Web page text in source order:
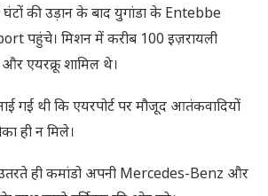
की उड़ान के बाद युगांडा के Entebbe
पहुंचे। मिशन में करीब 100 इज़रायली
एयरक्रू शामिल थे।
गई थी कि एयरपोर्ट पर मौजूद आतंकवादियों
ही न मिले।
ही कमांडो अपनी Mercedes-Benz और